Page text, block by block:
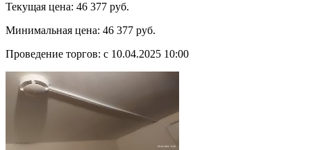
Текущая цена: 46 377 руб.
Минимальная цена: 46 377 руб.
Проведение торгов: с 10.04.2025 10:00